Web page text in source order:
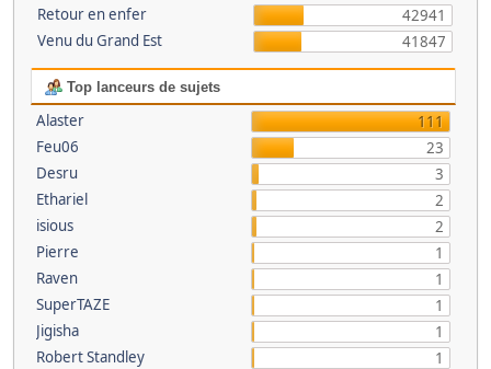
Retour en enfer
42941
Venu du Grand Est
41847
Top lanceurs de sujets
Alaster
111
Feu06
23
Desru
3
Ethariel
2
isious
2
Pierre
1
Raven
1
SuperTAZE
1
Jigisha
1
Robert Standley
1